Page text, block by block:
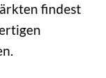
findest